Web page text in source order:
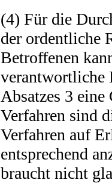
(4) Für die
der ordentliche
Betroffenen
verantwortliche
Absatzes 3
Verfahren sind
Verfahren auf
entsprechend
braucht nicht